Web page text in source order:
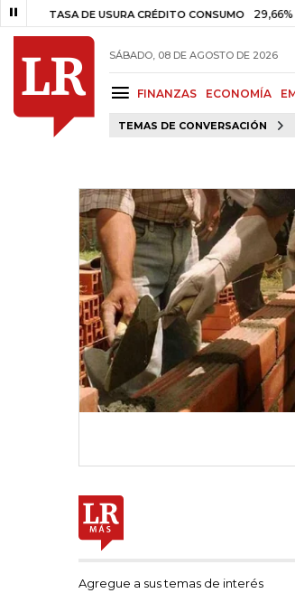
TASA DE USURA CRÉDITO CONSUMO 29,66%
SÁBADO, 08 DE AGOSTO DE 2026
FINANZAS ECONOMÍA
TEMAS DE CONVERSACIÓN
Agregue a sus temas de interés